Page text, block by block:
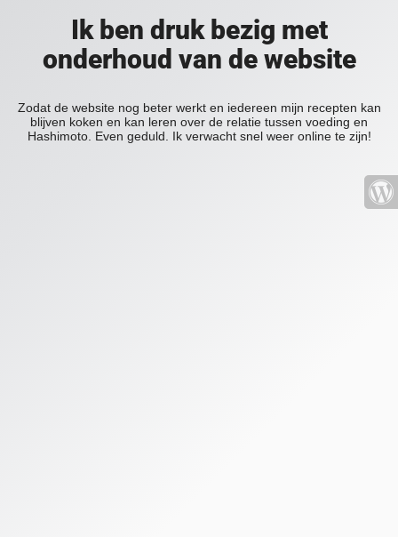
Ik ben druk bezig met
onderhoud van de website
Zodat de website nog beter werkt en iedereen mijn recepten kan
blijven koken en kan leren over de relatie tussen voeding en
Hashimoto. Even geduld. Ik verwacht snel weer online te zijn!